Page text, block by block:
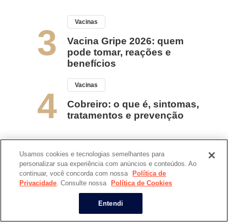
3
Vacinas
Vacina Gripe 2026: quem
pode tomar, reações e
benefícios
4
Vacinas
Cobreiro: o que é, sintomas,
tratamentos e prevenção
Agendar vacinas
Usamos cookies e tecnologias semelhantes para
personalizar sua experiência com anúncios e conteúdos. Ao
continuar, você concorda com nossa
Política de
Privacidade. Consulte nossa Política de Cookies
Entendi